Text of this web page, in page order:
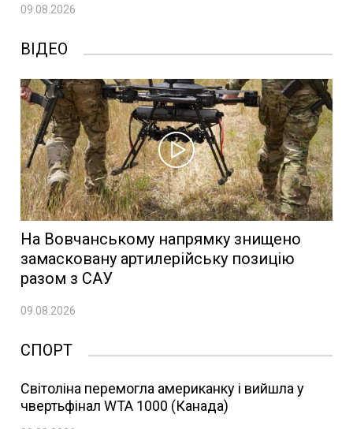
09.08.2026
ВІДЕО
На Вовчанському напрямку знищено
замасковану артилерійську позицію
разом з САУ
09.08.2026
СПОРТ
Світоліна перемогла американку і вийшла у
чвертьфінал WTA 1000 (Канада)